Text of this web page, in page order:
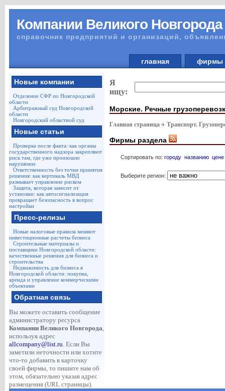
Компании Великого Новгорода
справочник предприятий и организаций,
главная
Новые компании
Отделение СФР по Новгородской
области
Арбитражный суд Новгородской
области
Новгородский областной суд
Новые статьи
Проверка после факта: как органы
государственного надзора закрепляют
риск там, где уже произошло
нарушение
Ответственность без точки принятия
решения: как вертикаль МВД
размывает управление риском
Защита, которая зависит от
установки: как автосигнализация
превращает безопасность в вопрос
настройки
Пресс-релизы
Новые налоговые правила меняют
инвестиционные расчеты бизнеса
Строительные материалы и
поставщики Новгородской области:
качественные решения для бизнеса и
строительства
Недвижимость для бизнеса в
Новгородской области: покупка,
аренда и управление коммерческими
объектами
Обратная связь
Вы можете оставить сообщение
администратору ресурса
Компании Великого Новгорода,
используя адрес
allcompany@list.ru. Если Вы
заметили неточности или хотите
что-то добавить в карточку
своей фирмы, то пишите нам об
этом, обязательно указав адрес
размещения (URL страницы).
Я
ищу:
Морские. Речные
Главная страница Транспорт.
Фирмы раздела
Сортировать по: городу названию цене
Выберите регион: